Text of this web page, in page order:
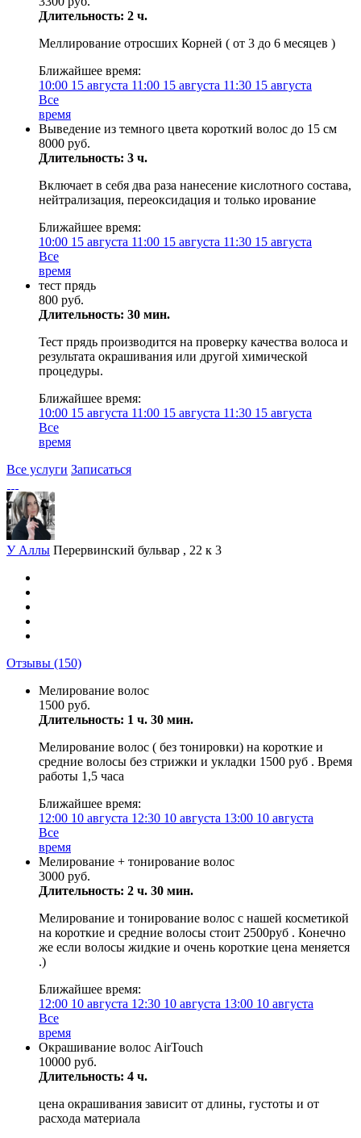
Длительность: 2 ч.
Меллирование отросших Корней ( от 3 до 6 месяцев )
Ближайшее время:
10:00 15 августа 11:00 15 августа 11:30 15 августа
Все
время
Выведение из темного цвета короткий волос до 15 см
8000 руб.
Длительность: 3 ч.
Включает в себя два раза нанесение кислотного состава,
нейтрализация, переоксидация и только ирование
Ближайшее время:
10:00 15 августа 11:00 15 августа 11:30 15 августа
Все
время
тест прядь
800 руб.
Длительность: 30 мин.
Тест прядь производится на проверку качества волоса и
результата окрашивания или другой химической
процедуры.
Ближайшее время:
10:00 15 августа 11:00 15 августа 11:30 15 августа
Все
время
Все услуги Записаться
У Аллы Перервинский бульвар , 22 к 3
Отзывы (150)
Мелирование волос
1500 руб.
Длительность: 1 ч. 30 мин.
Мелирование волос ( без тонировки) на короткие и
средние волосы без стрижки и укладки 1500 руб . Время
работы 1,5 часа
Ближайшее время:
12:00 10 августа 12:30 10 августа 13:00 10 августа
Все
время
Мелирование + тонирование волос
3000 руб.
Длительность: 2 ч. 30 мин.
Мелирование и тонирование волос с нашей косметикой
на короткие и средние волосы стоит 2500руб . Конечно
же если волосы жидкие и очень короткие цена меняется
.)
Ближайшее время:
12:00 10 августа 12:30 10 августа 13:00 10 августа
Все
время
Окрашивание волос AirTouch
10000 руб.
Длительность: 4 ч.
цена окрашивания зависит от длины, густоты и от
расхода материала